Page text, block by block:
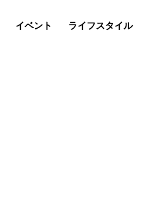
イベント ライフスタイル